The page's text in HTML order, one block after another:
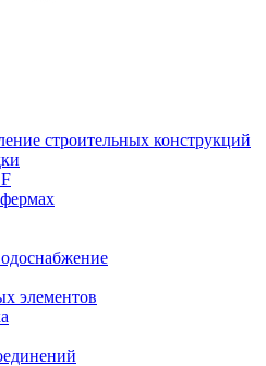
строительных конструкций
элементов